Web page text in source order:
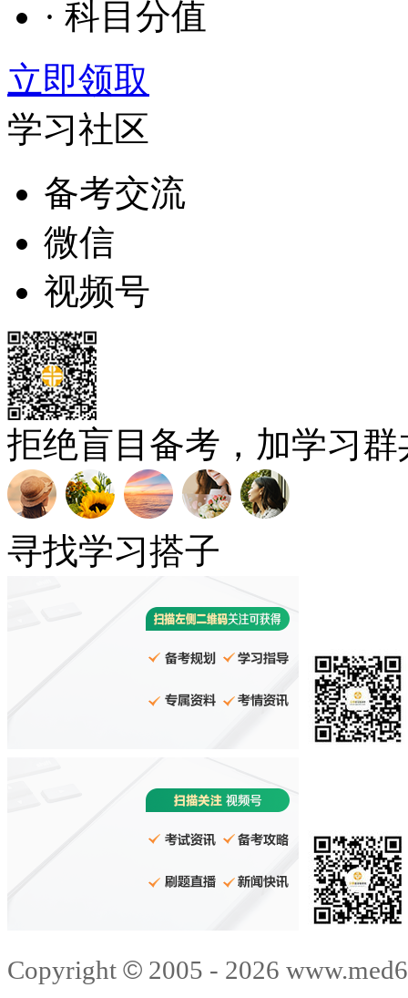
· 科目分值
立即领取
学习社区
备考交流
微信
视频号
拒绝盲目备考，加学习
寻找学习搭子
Copyright © 2005 - 2026